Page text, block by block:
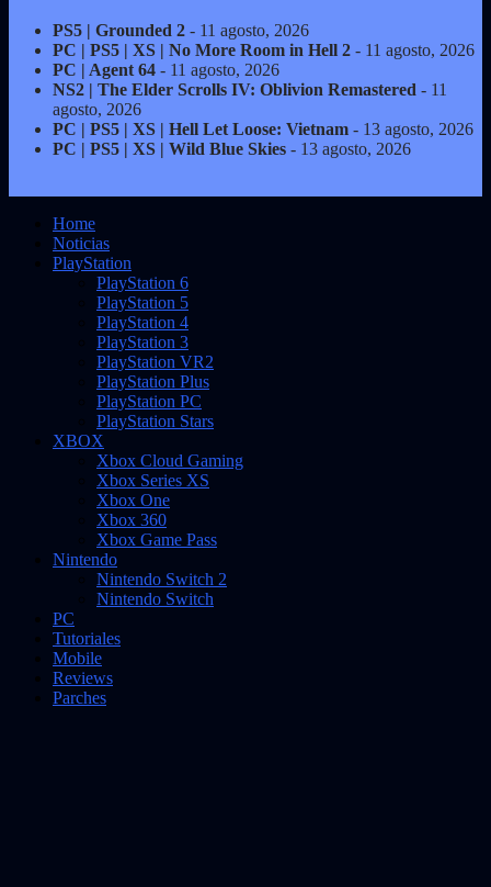
PS5 | Grounded 2 - 11 agosto, 2026
PC | PS5 | XS | No More Room in Hell 2 - 11 agosto, 2026
PC | Agent 64 - 11 agosto, 2026
NS2 | The Elder Scrolls IV: Oblivion Remastered - 11
agosto, 2026
PC | PS5 | XS | Hell Let Loose: Vietnam - 13 agosto, 2026
PC | PS5 | XS | Wild Blue Skies - 13 agosto, 2026
Home
Noticias
PlayStation
PlayStation 6
PlayStation 5
PlayStation 4
PlayStation 3
PlayStation VR2
PlayStation Plus
PlayStation PC
PlayStation Stars
XBOX
Xbox Cloud Gaming
Xbox Series XS
Xbox One
Xbox 360
Xbox Game Pass
Nintendo
Nintendo Switch 2
Nintendo Switch
PC
Tutoriales
Mobile
Reviews
Parches